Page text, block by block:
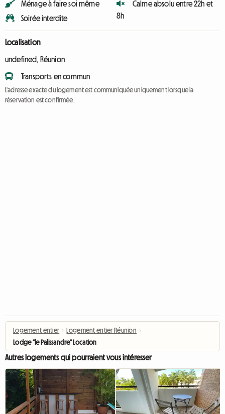
Ménage à faire soi même
Soirée interdite
Calme absolu entre 22h et
8h
Localisation
undefined, Réunion
Transports en commun
L'adresse exacte du logement est communiquée uniquement lorsque la
réservation est confirmée.
Logement entier › Logement entier Réunion ›
Lodge "le Palissandre" Location
Autres logements qui pourraient vous intéresser